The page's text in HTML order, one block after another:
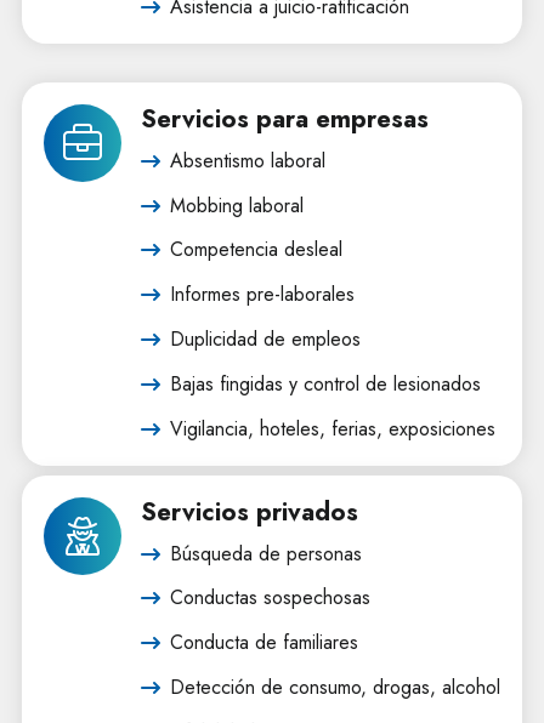
Asistencia a juicio-ratificación
Servicios para empresas
Absentismo laboral
Mobbing laboral
Competencia desleal
Informes pre-laborales
Duplicidad de empleos
Bajas fingidas y control de lesionados
Vigilancia, hoteles, ferias, exposiciones
Servicios privados
Búsqueda de personas
Conductas sospechosas
Conducta de familiares
Detección de consumo, drogas, alcohol